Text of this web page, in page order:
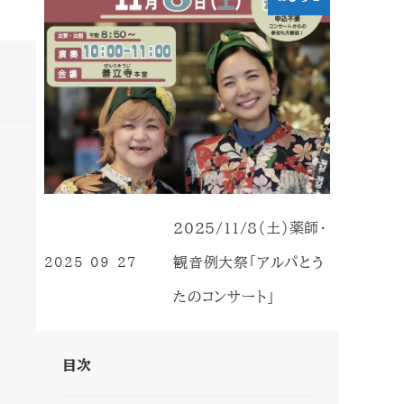
2025/11/8（土）薬師・
観音例大祭「アルパとう
たのコンサート」
2025-09-27
目次